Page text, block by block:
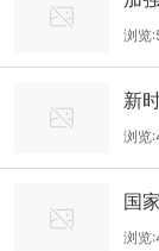
在
浏览
新
浏览
国
色
浏览